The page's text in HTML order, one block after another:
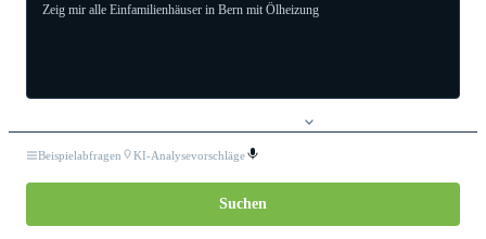
Zeig mir alle Einfamilienhäuser in Bern mit Ölheizung
Beispielabfragen KI-Analysevorschläge
Suchen